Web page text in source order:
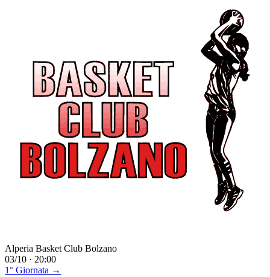
Alperia Basket Club Bolzano
03/10 · 20:00
1° Giornata →